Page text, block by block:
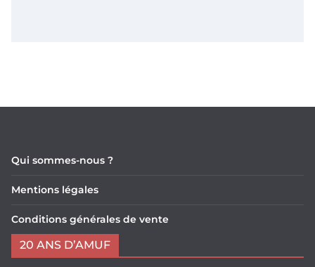
Qui sommes-nous ?
Mentions légales
Conditions générales de vente
20 ANS D’AMUF